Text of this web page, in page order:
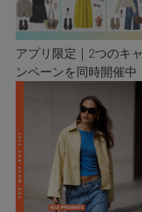
アプリ限定｜2つのキャ
ンペーンを同時開催中